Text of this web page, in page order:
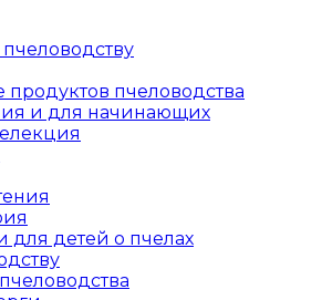
пчеловодства
и для начинающих
для детей о пчелах